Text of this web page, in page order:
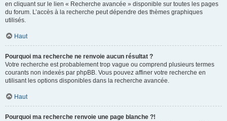
en cliquant sur le lien « Recherche avancée » disponible sur toutes les pages
du forum. L’accès à la recherche peut dépendre des thèmes graphiques
utilisés.
Haut
Pourquoi ma recherche ne renvoie aucun résultat ?
Votre recherche est probablement trop vague ou comprend plusieurs termes
courants non indexés par phpBB. Vous pouvez affiner votre recherche en
utilisant les options disponibles dans la recherche avancée.
Haut
Pourquoi ma recherche renvoie une page blanche ?!